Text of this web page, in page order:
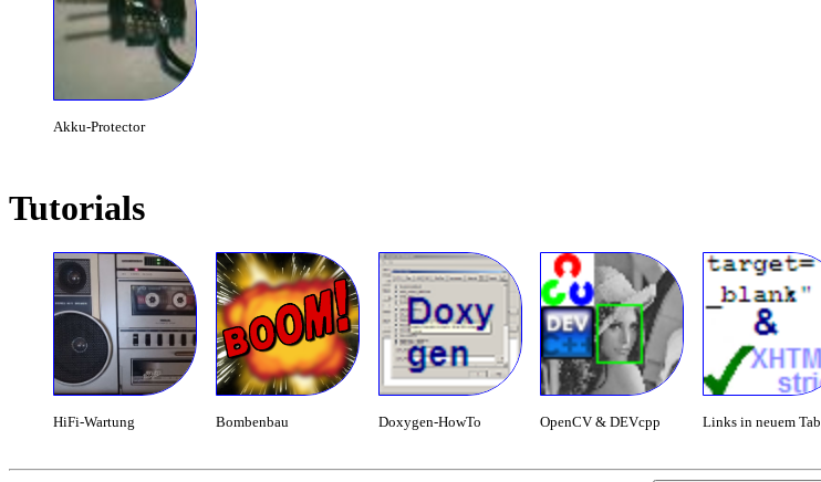
Akku-Protector
Tutorials
HiFi-Wartung Bombenbau Doxygen-HowTo OpenCV & DEVcpp Links in neuem Tab